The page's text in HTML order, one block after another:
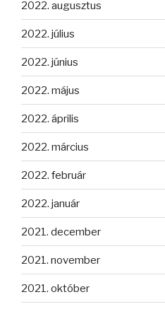
2022. augusztus
2022. július
2022. június
2022. május
2022. április
2022. március
2022. február
2022. január
2021. december
2021. november
2021. október